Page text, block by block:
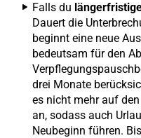
Falls du
Dauert die
beginnt eine neue
bedeutsam für den
drei Monate
es nicht mehr auf
an, sodass auch
Neubeginn führen.